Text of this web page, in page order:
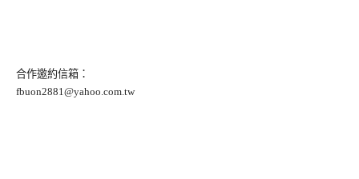
合作邀約信箱：
fbuon2881@yahoo.com.tw